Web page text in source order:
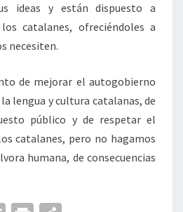
ideas y están dispuesto a
catalanes, ofreciéndoles a
necesiten.
de mejorar el autogobierno
lengua y cultura catalanas, de
público y de respetar el
catalanes, pero no hagamos
humana, de consecuencias